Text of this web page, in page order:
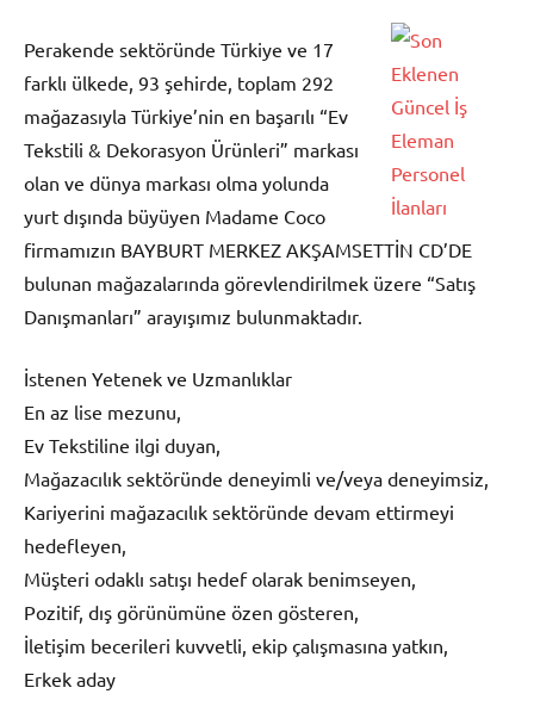
Perakende sektöründe Türkiye ve 17
farklı ülkede, 93 şehirde, toplam 292
mağazasıyla Türkiye’nin en başarılı “Ev
Tekstili & Dekorasyon Ürünleri” markası
olan ve dünya markası olma yolunda
yurt dışında büyüyen Madame Coco
firmamızın BAYBURT MERKEZ AKŞAMSETTİN CD’DE
bulunan mağazalarında görevlendirilmek üzere “Satış
Danışmanları” arayışımız bulunmaktadır.
İstenen Yetenek ve Uzmanlıklar
En az lise mezunu,
Ev Tekstiline ilgi duyan,
Mağazacılık sektöründe deneyimli ve/veya deneyimsiz,
Kariyerini mağazacılık sektöründe devam ettirmeyi
hedefleyen,
Müşteri odaklı satışı hedef olarak benimseyen,
Pozitif, dış görünümüne özen gösteren,
İletişim becerileri kuvvetli, ekip çalışmasına yatkın,
Erkek aday